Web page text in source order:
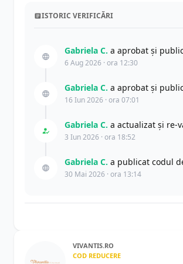
ISTORIC VERIFICĂRI
Gabriela C. a aprobat și
6 Aug 2026 · ora 12:30
Gabriela C. a aprobat și
16 Iun 2026 · ora 07:01
Gabriela C. a actualizat şi re-
3 Iun 2026 · ora 18:52
Gabriela C. a publicat codul
30 Mai 2026 · ora 13:14
VIVANTIS.RO
COD REDUCERE